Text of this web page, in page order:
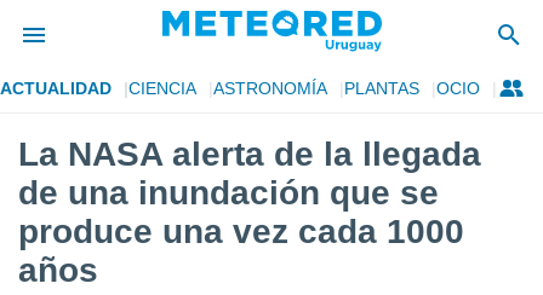
de
ha
para
la
que se
ACTUALIDAD CIENCIA ASTRONOMÍA PLANTAS OCIO
La NASA alerta de la llegada
de una inundación que se
produce una vez cada 1000
años